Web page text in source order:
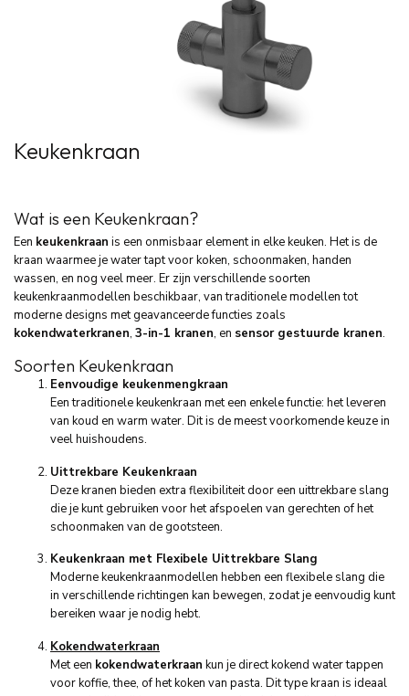
Keukenkraan
Wat is een Keukenkraan?
Een keukenkraan is een onmisbaar element in elke keuken. Het is de
kraan waarmee je water tapt voor koken, schoonmaken, handen
wassen, en nog veel meer. Er zijn verschillende soorten
keukenkraanmodellen beschikbaar, van traditionele modellen tot
moderne designs met geavanceerde functies zoals
kokendwaterkranen, 3-in-1 kranen, en sensor gestuurde kranen.
Soorten Keukenkraan
Eenvoudige keukenmengkraan
Een traditionele keukenkraan met een enkele functie: het leveren
van koud en warm water. Dit is de meest voorkomende keuze in
veel huishoudens.
Uittrekbare Keukenkraan
Deze kranen bieden extra flexibiliteit door een uittrekbare slang
die je kunt gebruiken voor het afspoelen van gerechten of het
schoonmaken van de gootsteen.
Keukenkraan met Flexibele Uittrekbare Slang
Moderne keukenkraanmodellen hebben een flexibele slang die
in verschillende richtingen kan bewegen, zodat je eenvoudig kunt
bereiken waar je nodig hebt.
Kokendwaterkraan
Met een kokendwaterkraan kun je direct kokend water tappen
voor koffie, thee, of het koken van pasta. Dit type kraan is ideaal